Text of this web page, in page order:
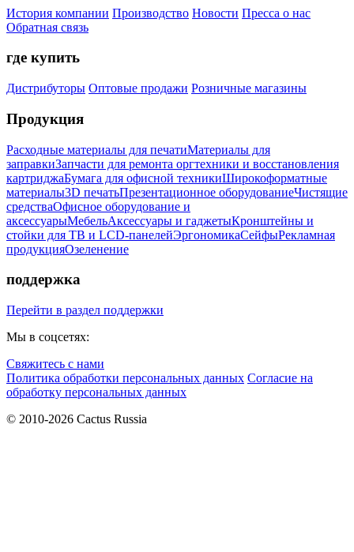
История компании Производство Новости Пресса о нас
Обратная связь
где купить
Дистрибуторы Оптовые продажи Розничные магазины
Продукция
Расходные материалы для печатиМатериалы для
заправкиЗапчасти для ремонта оргтехники и восстановления
картриджаБумага для офисной техникиШирокоформатные
материалы3D печатьПрезентационное оборудованиеЧистящие
средстваОфисное оборудование и
аксессуарыМебельАксессуары и гаджетыКронштейны и
стойки для ТВ и LCD-панелейЭргономикаСейфыРекламная
продукцияОзеленение
поддержка
Перейти в раздел поддержки
Мы в соцсетях:
Свяжитесь с нами
Политика обработки персональных данных Согласие на
обработку персональных данных
© 2010-2026 Cactus Russia